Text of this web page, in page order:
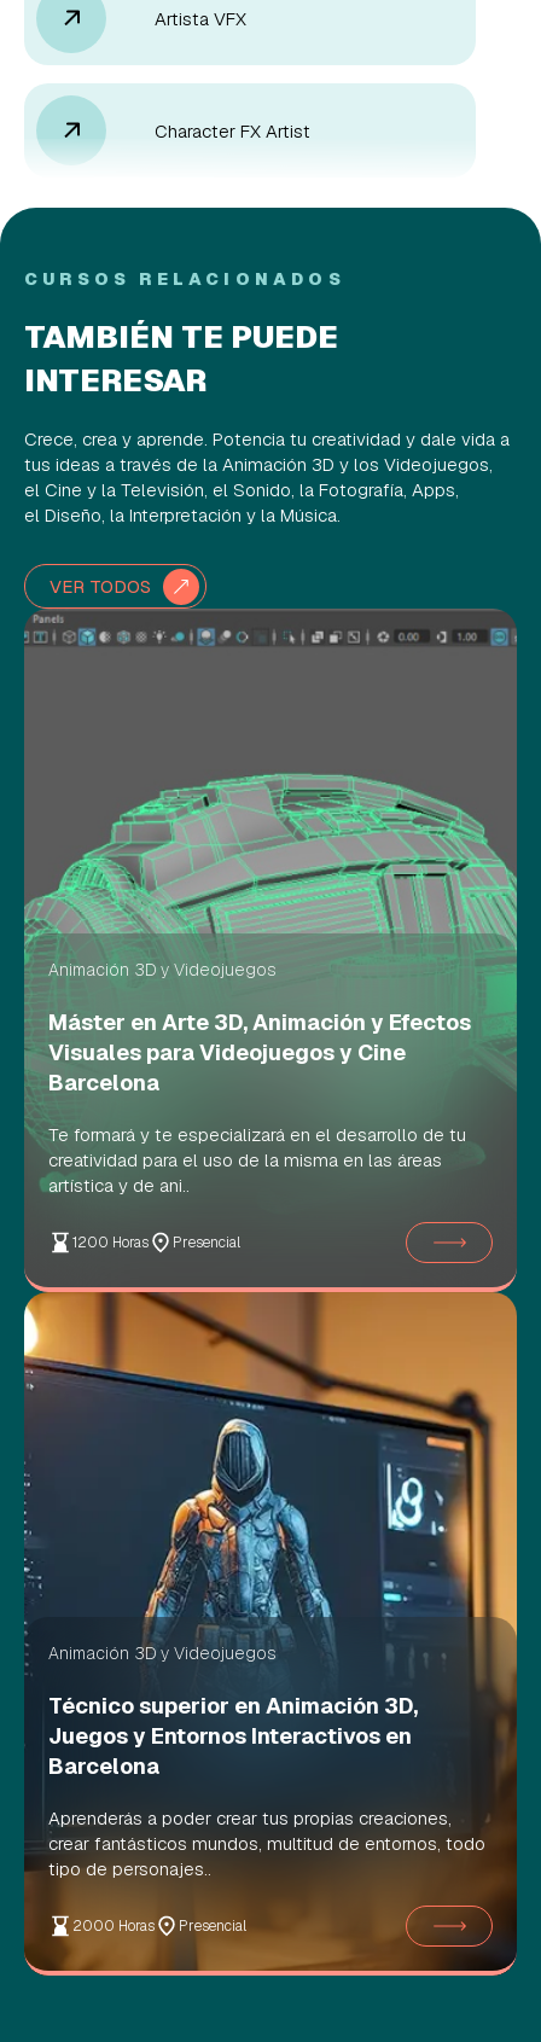
Artista VFX
Character FX Artist
Animación 3D y Videojuegos
Máster en Arte 3D, Animación y Efectos
Visuales para Videojuegos y Cine
Barcelona
Te formará y te especializará en el desarrollo de tu
creatividad para el uso de la misma en las áreas
artística y de ani..
1200 Horas Presencial
Animación 3D y Videojuegos
Técnico superior en Animación 3D,
Juegos y Entornos Interactivos en
Barcelona
Aprenderás a poder crear tus propias creaciones,
crear fantásticos mundos, multitud de entornos, todo
tipo de personajes..
2000 Horas Presencial
CURSOS RELACIONADOS
TAMBIÉN TE PUEDE
INTERESAR
Crece, crea y aprende. Potencia tu creatividad y dale vida a
tus ideas a través de la Animación 3D y los Videojuegos,
el Cine y la Televisión, el Sonido, la Fotografía, Apps,
el Diseño, la Interpretación y la Música.
VER TODOS